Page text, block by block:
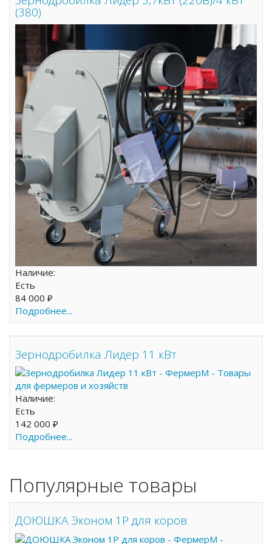
(380)
Наличие:
Есть
84 000 ₽
Подробнее...
Зернодробилка Лидер 11 кВт
Наличие:
Есть
142 000 ₽
Подробнее...
Популярные товары
ДОЮШКА Эконом 1Р для коров